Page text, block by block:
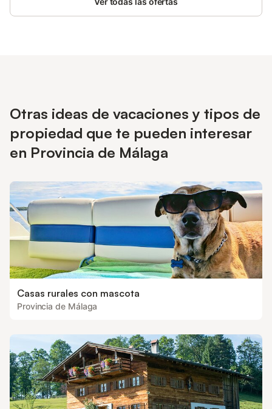
Otras ideas de vacaciones y tipos de
propiedad que te pueden interesar
en Provincia de Málaga
Casas rurales con mascota
Provincia de Málaga